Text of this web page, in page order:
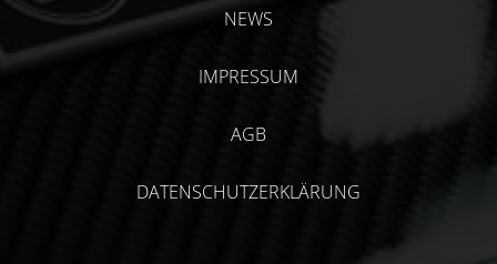
NEWS
IMPRESSUM
AGB
DATENSCHUTZERKLÄRUNG